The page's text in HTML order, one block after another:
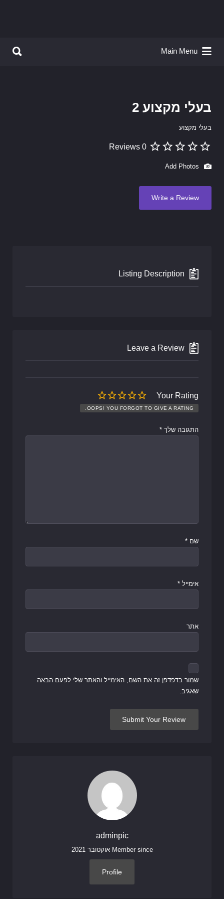
Main Menu
בעלי מקצוע 2
בעלי מקצוע
0 Reviews
Write a Review
Listing Description
Leave a Review
Your Rating
OOPS! YOU FORGOT TO GIVE A RATING.
התגובה שלך *
שם *
אימייל *
אתר
שמור בדפדפן זה את השם, האימייל והאתר שלי לפעם הבאה
שאגיב.
adminpic
Member since אוקטובר 2021
Profile